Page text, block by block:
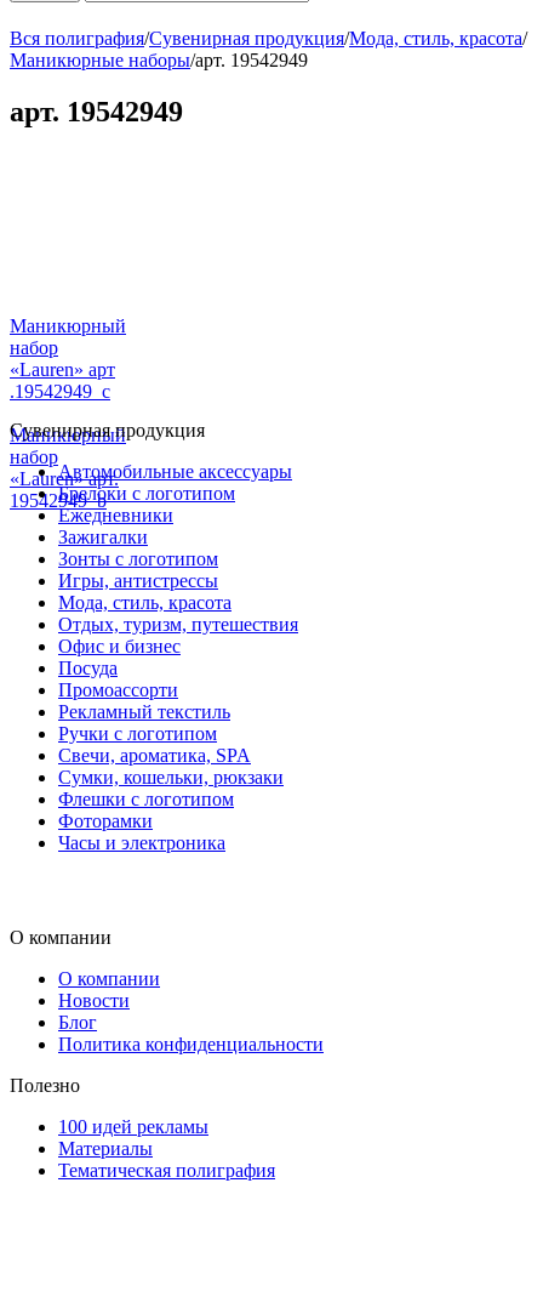
Вся полиграфия/Сувенирная продукция/Мода, стиль, красота/
Маникюрные наборы/арт. 19542949
арт. 19542949
Маникюрный
набор
«Lauren» арт
.19542949_c
Маникюрный
набор
«Lauren» арт.
19542949_b
Сувенирная продукция
Автомобильные аксессуары
Брелоки с логотипом
Ежедневники
Зажигалки
Зонты с логотипом
Игры, антистрессы
Мода, стиль, красота
Отдых, туризм, путешествия
Офис и бизнес
Посуда
Промоассорти
Рекламный текстиль
Ручки с логотипом
Свечи, ароматика, SPA
Сумки, кошельки, рюкзаки
Флешки с логотипом
Фоторамки
Часы и электроника
О компании
О компании
Новости
Блог
Политика конфиденциальности
Полезно
100 идей рекламы
Материалы
Тематическая полиграфия